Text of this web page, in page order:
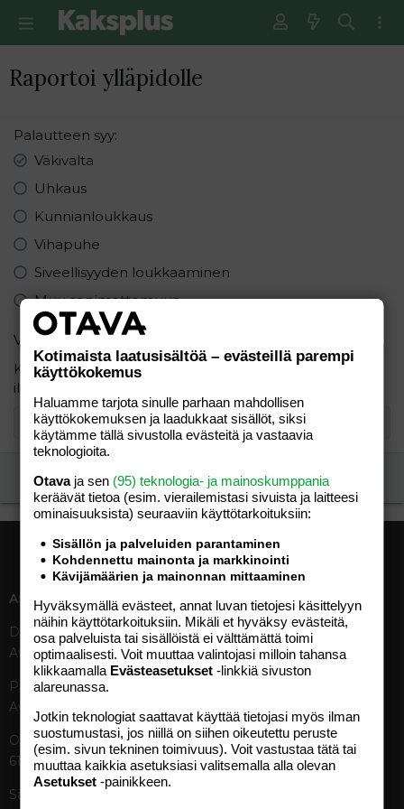
Raportoi ylläpidolle
Palautteen syy
Väkivalta
Uhkaus
Kunnianloukkaus
Vihapuhe
Siveellisyyden loukkaaminen
Muu sopimattomuus
Varmistus
Kirjoita seuraavat numerot pienimmästä suurimpaan
ilman pilkkuja: 6, 7, 1
Ilmoita asiaton viesti
ASIAKASPALVELU
Digipalvelut (09) 156 6227
Avoinna ma–pe 8–19
Painettu lehti (09) 156 665
Avoinna ma–pe 8–19
Otavamedian vaihde (09) 156
61
Sähköposti (digi)
MEDIATIEDOT
Tekniset tiedot, aikataulut ja
ilmoitushinnat
Tietoa verkon kävijöistä
Avoimuusraportti
Käyttöehdot
TUOTTEET
Kotimaista laatusisältöä – evästeillä parempi
käyttökokemus
Haluamme tarjota sinulle parhaan mahdollisen
käyttökokemuksen ja laadukkaat sisällöt, siksi
käytämme tällä sivustolla evästeitä ja vastaavia
teknologioita.
Otavaja sen (95) teknologia- ja mainoskumppania
keräävät tietoa (esim. vierailemis­tasi sivuista ja laitteesi
ominaisuuk­sista) seuraaviin käyttötarkoituksiin:
Sisällön ja palveluiden parantaminen
Kohdennettu mainonta ja markkinointi
Kävijämäärien ja mainonnan mittaaminen
Hyväksymällä evästeet, annat luvan tietojesi käsittelyyn
näihin käyttötarkoituksiin. Mikäli et hyväksy evästeitä,
osa palveluista tai sisällöistä ei välttämättä toimi
optimaalisesti. Voit muuttaa valintojasi milloin tahansa
klikkaamalla Evästeasetukset -linkkiä sivuston
alareunassa.
Jotkin teknologiat saattavat käyttää tietojasi myös ilman
suostumustasi, jos niillä on siihen oikeutettu peruste
(esim. sivun tekninen toimivuus). Voit vastustaa tätä tai
muuttaa kaikkia asetuksiasi valitsemalla alla olevan
Asetukset -painikkeen.